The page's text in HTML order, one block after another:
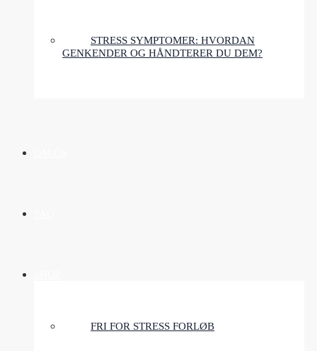
STRESS SYMPTOMER: HVORDAN
GENKENDER OG HÅNDTERER DU DEM?
FRI FOR STRESS FORLØB